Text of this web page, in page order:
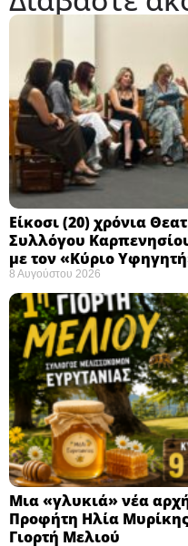
Eίκοσι (20) χρόνια
Συλλόγου
με τον «Κύριο
8 Αυγούστου 2026
Μια «γλυκιά» νέα
Προφήτη Ηλία
Γιορτή Μελιού